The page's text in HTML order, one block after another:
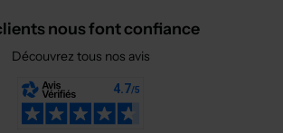
nous font confiance
Découvrez tous nos avis